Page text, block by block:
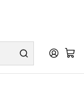
informadas
(Perro)